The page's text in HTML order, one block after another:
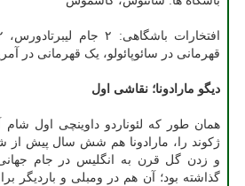
قهرمانی در سائوپائولو، یک قهرمانی در
دیگو مارادونا؛ نقاشی اول
همان طور که لئوناردو داوینچی اول شام
ژکوند را، مارادونا هم شش سال پیش از
گذاشته بود؛ آن هم در ومبلی و باردیگر